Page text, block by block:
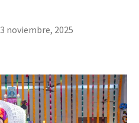
3 noviembre, 2025